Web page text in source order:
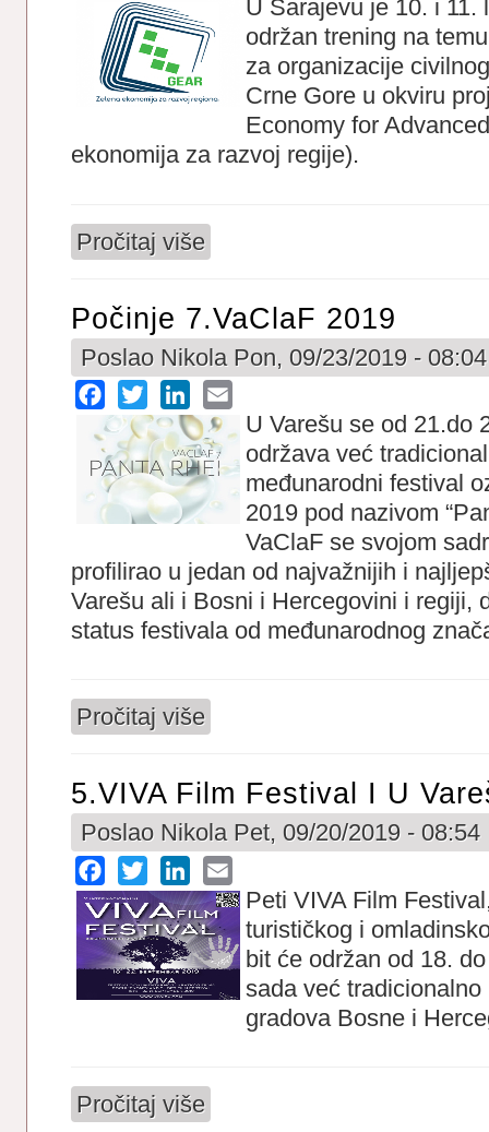
U Sarajevu je 10. i 11.
održan trening na
za organizacije
Crne Gore u okviru
Economy for
ekonomija za razvoj regije).
Pročitaj više
Počinje 7.VaClaF 2019
Poslao Nikola Pon, 09/23/2019 - 08:04
Facebook
Twitter LinkedIn
U Varešu se od 21.do
održava već
međunarodni festival
2019 pod nazivom
VaClaF se svojom
profilirao u jedan od najvažnijih i
Varešu ali i Bosni i Hercegovini i regiji,
status festivala od međunarodnog
Pročitaj više
5.VIVA Film Festival I U
Poslao NikolaPet, 09/20/2019 - 08:54
Facebook
Twitter LinkedIn
Peti VIVA Film
turističkog i
bit će održan od 18.
sada već
gradova Bosne i
Pročitaj više